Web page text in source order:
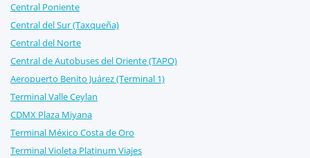
Central Poniente
Central del Sur (Taxqueña)
Central del Norte
Central de Autobuses del Oriente (TAPO)
Aeropuerto Benito Juárez (Terminal 1)
Terminal Valle Ceylan
CDMX Plaza Miyana
Terminal México Costa de Oro
Terminal Violeta Platinum Viajes